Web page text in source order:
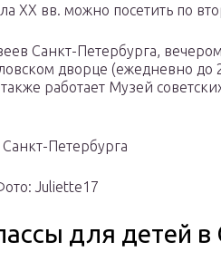
XX вв. можно посетить по
Санкт-Петербурга,
дворце (ежедневно до
работает Музей
Петербурга
Juliette17
для детей в